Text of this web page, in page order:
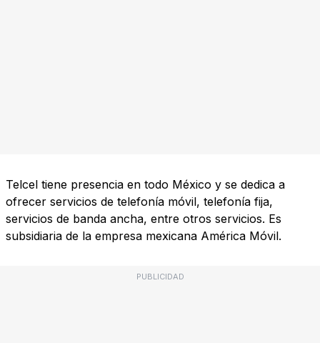
Telcel tiene presencia en todo México y se dedica a
ofrecer servicios de telefonía móvil, telefonía fija,
servicios de banda ancha, entre otros servicios. Es
subsidiaria de la empresa mexicana América Móvil.
PUBLICIDAD